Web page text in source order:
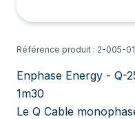
Référence produit : 2-005-
Enphase Energy - Q-
1m30
Le Q Cable